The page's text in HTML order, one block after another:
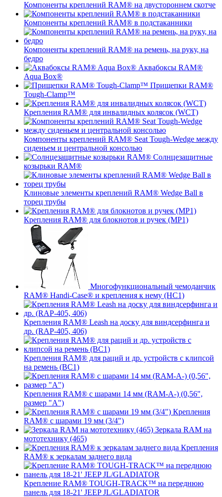
Компоненты креплений RAM® на двустороннем скотче
Компоненты креплений RAM® в подстаканники
Компоненты креплений RAM® на ремень, на руку, на
бедро
Аквабоксы RAM®
Aqua Box®
Прищепки RAM®
Tough-Clamp™
Крепления RAM® для инвалидных колясок (WCT)
Компоненты креплений RAM® Seat Tough-Wedge между
сиденьем и центральной консолью
Солнцезащитные
козырьки RAM®
Клиновые элементы креплений RAM® Wedge Ball в
торец трубы
Крепления RAM® для блокнотов и ручек (MP1)
Многофункциональный чемоданчик
RAM® Handi-Case® и крепления к нему (HC1)
Крепления RAM® Leash на доску для виндсерфинга и
др. (RAP-405, 406)
Крепления RAM® для раций и др. устройств с клипсой
на ремень (BC1)
Крепления RAM® с шарами 14 мм (RAM-A-) (0,56",
размер "A")
Крепления
RAM® с шарами 19 мм (3/4")
Зеркала RAM на
мототехнику (465)
Крепления
RAM® к зеркалам заднего вида
Крепление RAM® TOUGH-TRACK™ на переднюю
панель для 18-21' JEEP JL/GLADIATOR